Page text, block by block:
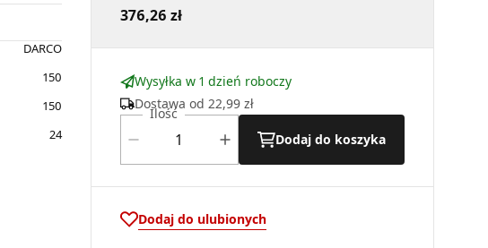
DARCO
150
150
24
376,26 zł
Wysyłka w 1 dzień roboczy
Dostawa od 22,99 zł
Ilość
Dodaj do koszyka
Dodaj do ulubionych